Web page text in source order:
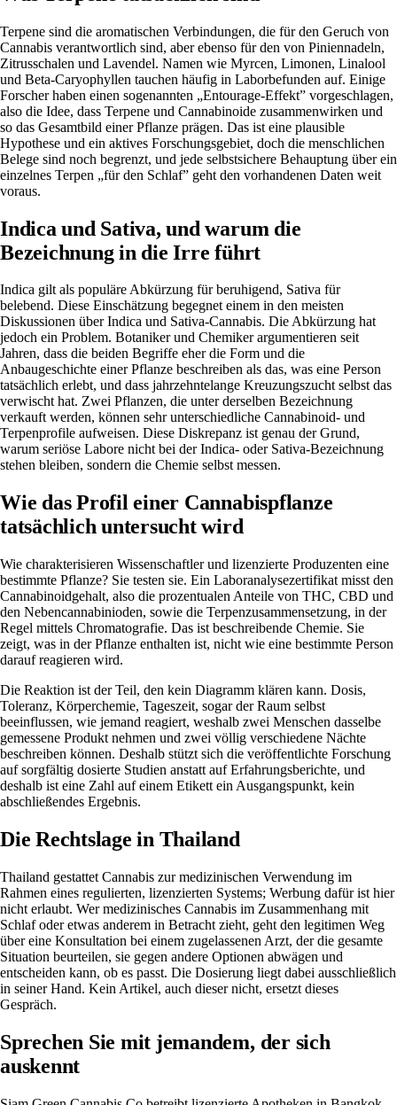
Terpene sind die aromatischen Verbindungen, die für den Geruch von
Cannabis verantwortlich sind, aber ebenso für den von Piniennadeln,
Zitrusschalen und Lavendel. Namen wie Myrcen, Limonen, Linalool
und Beta-Caryophyllen tauchen häufig in Laborbefunden auf. Einige
Forscher haben einen sogenannten „Entourage-Effekt” vorgeschlagen,
also die Idee, dass Terpene und Cannabinoide zusammenwirken und
so das Gesamtbild einer Pflanze prägen. Das ist eine plausible
Hypothese und ein aktives Forschungsgebiet, doch die menschlichen
Belege sind noch begrenzt, und jede selbstsichere Behauptung über ein
einzelnes Terpen „für den Schlaf” geht den vorhandenen Daten weit
voraus.
Indica und Sativa, und warum die
Bezeichnung in die Irre führt
Indica gilt als populäre Abkürzung für beruhigend, Sativa für
belebend. Diese Einschätzung begegnet einem in den meisten
Diskussionen über Indica und Sativa-Cannabis. Die Abkürzung hat
jedoch ein Problem. Botaniker und Chemiker argumentieren seit
Jahren, dass die beiden Begriffe eher die Form und die
Anbaugeschichte einer Pflanze beschreiben als das, was eine Person
tatsächlich erlebt, und dass jahrzehntelange Kreuzungszucht selbst das
verwischt hat. Zwei Pflanzen, die unter derselben Bezeichnung
verkauft werden, können sehr unterschiedliche Cannabinoid- und
Terpenprofile aufweisen. Diese Diskrepanz ist genau der Grund,
warum seriöse Labore nicht bei der Indica- oder Sativa-Bezeichnung
stehen bleiben, sondern die Chemie selbst messen.
Wie das Profil einer Cannabispflanze
tatsächlich untersucht wird
Wie charakterisieren Wissenschaftler und lizenzierte Produzenten eine
bestimmte Pflanze? Sie testen sie. Ein Laboranalysezertifikat misst den
Cannabinoidgehalt, also die prozentualen Anteile von THC, CBD und
den Nebencannabinioden, sowie die Terpenzusammensetzung, in der
Regel mittels Chromatografie. Das ist beschreibende Chemie. Sie
zeigt, was in der Pflanze enthalten ist, nicht wie eine bestimmte Person
darauf reagieren wird.
Die Reaktion ist der Teil, den kein Diagramm klären kann. Dosis,
Toleranz, Körperchemie, Tageszeit, sogar der Raum selbst
beeinflussen, wie jemand reagiert, weshalb zwei Menschen dasselbe
gemessene Produkt nehmen und zwei völlig verschiedene Nächte
beschreiben können. Deshalb stützt sich die veröffentlichte Forschung
auf sorgfältig dosierte Studien anstatt auf Erfahrungsberichte, und
deshalb ist eine Zahl auf einem Etikett ein Ausgangspunkt, kein
abschließendes Ergebnis.
Die Rechtslage in Thailand
Thailand gestattet Cannabis zur medizinischen Verwendung im
Rahmen eines regulierten, lizenzierten Systems; Werbung dafür ist hier
nicht erlaubt. Wer medizinisches Cannabis im Zusammenhang mit
Schlaf oder etwas anderem in Betracht zieht, geht den legitimen Weg
über eine Konsultation bei einem zugelassenen Arzt, der die gesamte
Situation beurteilen, sie gegen andere Optionen abwägen und
entscheiden kann, ob es passt. Die Dosierung liegt dabei ausschließlich
in seiner Hand. Kein Artikel, auch dieser nicht, ersetzt dieses
Gespräch.
Sprechen Sie mit jemandem, der sich
auskennt